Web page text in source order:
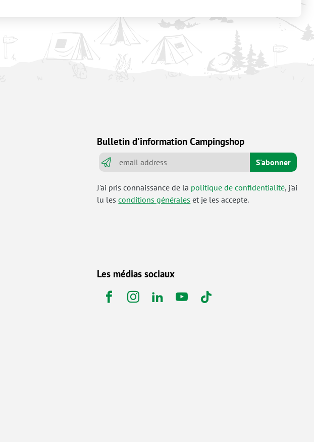
Bulletin d'information Campingshop
S'abonner
J'ai pris connaissance de la politique de confidentialité, j'ai
lu lesconditions générales et je les accepte.
Les médias sociaux